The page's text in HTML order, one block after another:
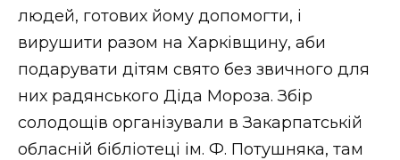
людей, готових йому допомогти, і
вирушити разом на Харківщину, аби
подарувати дітям свято без звичного для
них радянського Діда Мороза. Збір
солодощів організували в Закарпатській
обласній бібліотеці ім. Ф. Потушняка, там